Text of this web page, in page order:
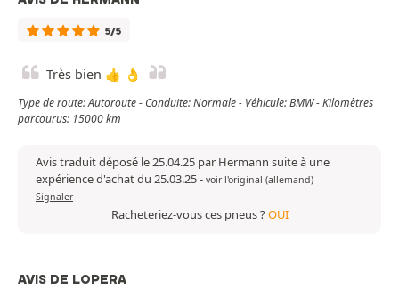
5/5
Très bien 👍 👌
Type de route: Autoroute - Conduite: Normale - Véhicule: BMW - Kilomètres
parcourus: 15000 km
Avis traduit déposé le 25.04.25 par Hermann suite à une
expérience d'achat du 25.03.25- voir l'original (allemand)
Signaler
Racheteriez-vous ces pneus ?OUI
AVIS DE LOPERA